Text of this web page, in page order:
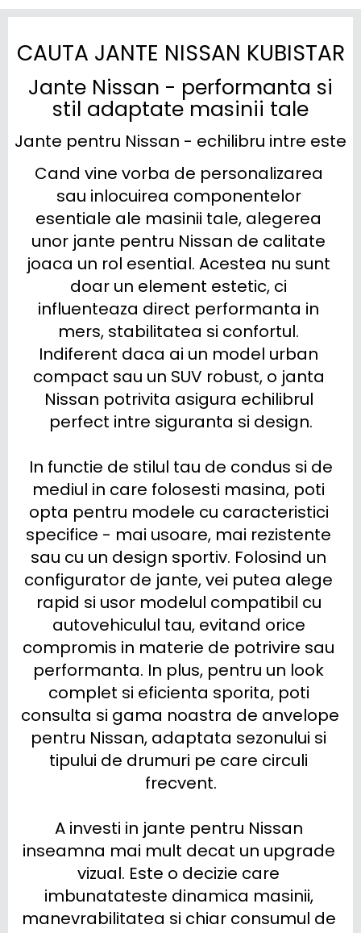
CAUTA JANTE NISSAN KUBISTAR
Jante Nissan - performanta si
stil adaptate masinii tale
Jante pentru Nissan - echilibru intre
Cand vine vorba de personalizarea
sau inlocuirea componentelor
esentiale ale masinii tale, alegerea
unor jante pentru Nissan de calitate
joaca un rol esential. Acestea nu sunt
doar un element estetic, ci
influenteaza direct performanta in
mers, stabilitatea si confortul.
Indiferent daca ai un model urban
compact sau un SUV robust, o janta
Nissan potrivita asigura echilibrul
perfect intre siguranta si design.
mediul in care folosesti masina, poti
opta pentru modele cu caracteristici
specifice - mai usoare, mai rezistente
sau cu un design sportiv. Folosind un
configurator de jante, vei putea alege
rapid si usor modelul compatibil cu
autovehiculul tau, evitand orice
compromis in materie de potrivire sau
performanta. In plus, pentru un look
complet si eficienta sporita, poti
consulta si gama noastra de anvelope
pentru Nissan, adaptata sezonului si
tipului de drumuri pe care circuli
frecvent.
A investi in jante pentru Nissan
inseamna mai mult decat un upgrade
vizual. Este o decizie care
imbunatateste dinamica masinii,
manevrabilitatea si chiar consumul de